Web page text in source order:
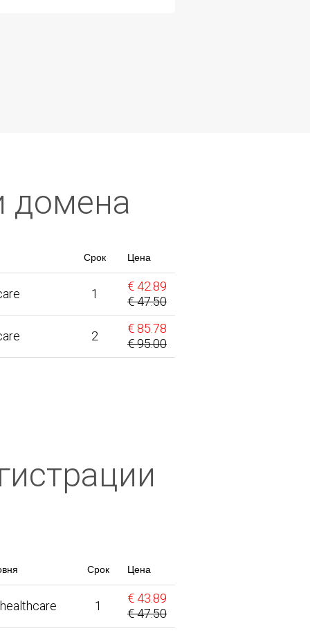
домена
Срок Цена
1
€ 42.89
€ 47.50
2
€ 85.78
€ 95.00
Срок Цена
1
€ 43.89
€ 47.50